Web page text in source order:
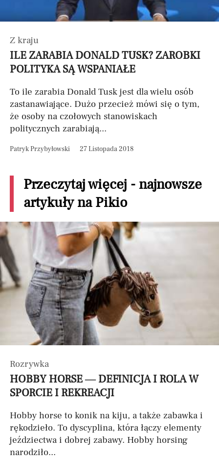
Z kraju
ILE ZARABIA DONALD TUSK? ZAROBKI
POLITYKA SĄ WSPANIAŁE
To ile zarabia Donald Tusk jest dla wielu osób
zastanawiające. Dużo przecież mówi się o tym,
że osoby na czołowych stanowiskach
politycznych zarabiają...
Patryk Przybyłowski 27 Listopada 2018
Przeczytaj więcej - najnowsze
artykuły na Pikio
Rozrywka
HOBBY HORSE — DEFINICJA I ROLA W
SPORCIE I REKREACJI
Hobby horse to konik na kiju, a także zabawka i
rękodzieło. To dyscyplina, która łączy elementy
jeździectwa i dobrej zabawy. Hobby horsing
narodziło...